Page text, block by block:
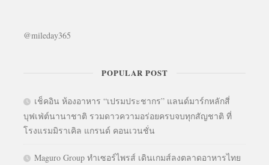
@mileday365
POPULAR POST
เช็คอิน ห้องอาหาร “เปรมประชากร” แลนด์มาร์กหลักสี่
บุฟเฟ่ต์นานาชาติ รวมดาวความอร่อยครบจบทุกสัญชาติ ที่
โรงแรมมิราเคิล แกรนด์ คอนเวนชั่น
Maguro Group ทำเซอร์ไพรส์ เดินเกมส์ลงตลาดอาหารไทย